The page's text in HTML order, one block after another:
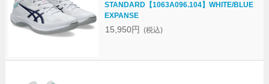
STANDARD【1063A096.104】WHITE/BLUE
EXPANSE
15,950円 (税込)